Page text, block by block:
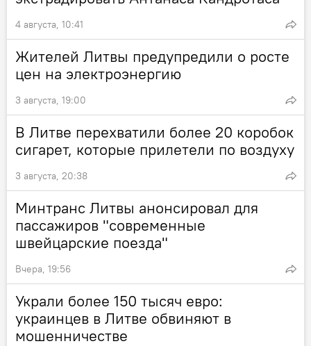
4 августа, 10:41
Жителей Литвы предупредили о росте
цен на электроэнергию
3 августа, 19:00
В Литве перехватили более 20 коробок
сигарет, которые прилетели по воздуху
3 августа, 20:38
Минтранс Литвы анонсировал для
пассажиров "современные
швейцарские поезда"
Вчера, 19:56
Украли более 150 тысяч евро:
украинцев в Литве обвиняют в
мошенничестве